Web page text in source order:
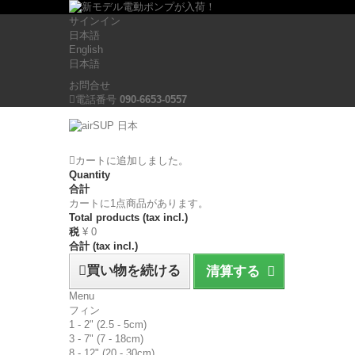
サインイン
日本語
English
日本語
お問合せ
電話番号 090-6653-0557
カートに追加しました。
Quantity
合計
カートに1点商品があります。
Total products (tax incl.)
税 ¥ 0
合計 (tax incl.)
買い物を続ける 清算する
Menu
フィン
1 - 2" (2.5 - 5cm)
3 - 7" (7 - 18cm)